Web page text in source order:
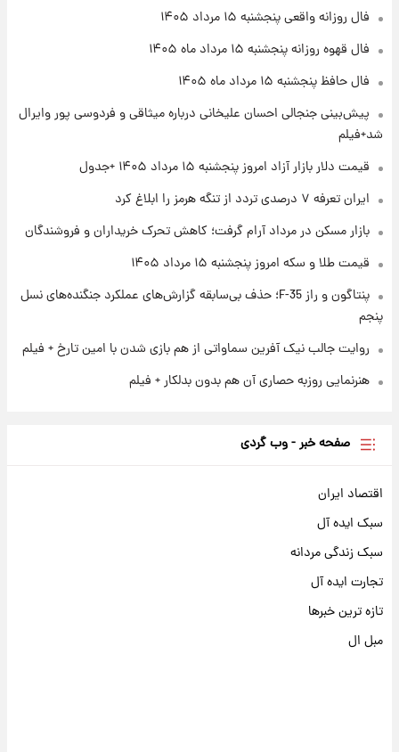
فال روزانه واقعی پنجشنبه ۱۵ مرداد ۱۴۰۵
۱ روز پیش
۱ روز پیش
نام خودرو، مبلغ پیش پرداخت و زمان تحویل |
سود مشارکت چند درصد است؟
فال روزانه واقعی پنجشنبه ۱۵ مرداد ۱۴۰۵
فال قهوه روزانه پنجشنبه ۱۵ مرداد ماه ۱۴۰۵
فال حافظ پنجشنبه ۱۵ مرداد ماه ۱۴۰۵
پیش‌بینی جنجالی احسان علیخانی درباره میثاقی و فردوسی پور وایرال
شد+فیلم
قیمت دلار بازار آزاد امروز پنجشنبه ۱۵ مرداد ۱۴۰۵ +جدول
ایران تعرفه ۷ درصدی تردد از تنگه هرمز را ابلاغ کرد
بازار مسکن در مرداد آرام گرفت؛ کاهش تحرک خریداران و فروشندگان
قیمت طلا و سکه امروز پنجشنبه ۱۵ مرداد ۱۴۰۵
پنتاگون و راز F-35؛ حذف بی‌سابقه گزارش‌های عملکرد جنگنده‌های نسل
پنجم
روایت جالب نیک آفرین سماواتی از هم بازی شدن با امین تارخ + فیلم
هنرنمایی روزبه حصاری آن هم بدون بدلکار + فیلم
صفحه خبر - وب گردی
اقتصاد ایران
سبک ایده آل
سبک زندگی مردانه
تجارت ایده آل
تازه ترین خبرها
مبل ال